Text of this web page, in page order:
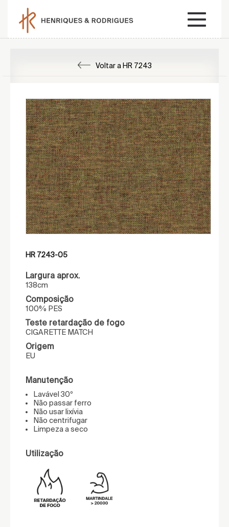
Voltar a HR 7243
HR 7243-05
Largura aprox.
138cm
Composição
100% PES
Teste retardação de fogo
CIGARETTE MATCH
Origem
EU
Manutenção
Lavável 30º
Não passar ferro
Não usar lixívia
Não centrifugar
Limpeza a seco
Utilização